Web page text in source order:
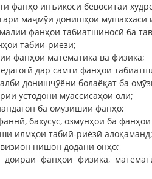
фанҳо инъикоси бевоситаи
маҷмӯи донишҳои
фанҳои табиатшиносӣ ба
табиӣ-риёзӣ;
фанҳои математика ва физика;
дар самти фанҳои
донишҷӯёни болаёқат ба
устодони муассисаҳои олӣ;
ба омӯзишии фанҳо;
бахусус, озмунҳои ба
илмҳои табиӣ-риёзӣ алоқаманд;
нишон додани онҳо;
фанҳои физика,